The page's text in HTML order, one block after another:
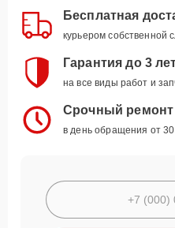
Бесплатная
курьером собственной
Гарантия до 3
на все виды работ и
Срочный ремонт
в день обращения от